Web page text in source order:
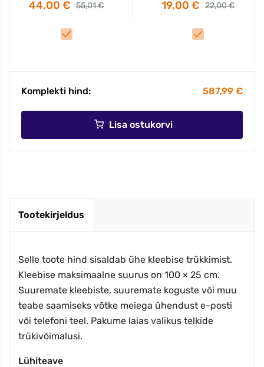
44,00 € 55,01 € 19,00 € 22,00 €
Komplekti hind: 587,99 €
Lisa ostukorvi
Tootekirjeldus
Selle toote hind sisaldab ühe kleebise trükkimist.
Kleebise maksimaalne suurus on 100 × 25 cm.
Suuremate kleebiste, suuremate koguste või muu
teabe saamiseks võtke meiega ühendust e-posti
või telefoni teel. Pakume laias valikus telkide
trükivõimalusi.
Lühiteave